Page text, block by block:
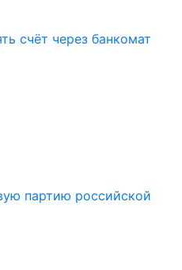
счёт через банкомат
партию российской